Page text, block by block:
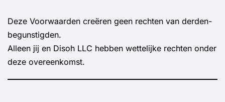
Deze Voorwaarden creëren geen rechten van derden-
begunstigden.
Alleen jij en Disoh LLC hebben wettelijke rechten onder
deze overeenkomst.